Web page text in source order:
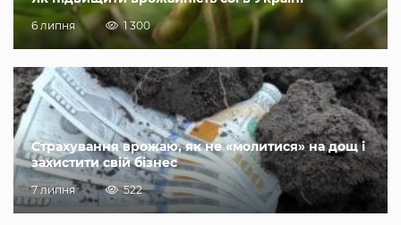
6 липня 1 300
Страхування врожаю, як не «молитися» на дощ і
захистити свій бізнес
7 липня 522